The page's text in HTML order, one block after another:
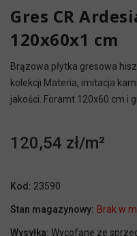
Gres CR
120x60x1 cm
Brązowa płytka gresowa
kolekcji Materia, imitacja
jakości. Foramt 120x60 cm i
120,54 zł
Kod: 23590
Stan magazynowy: Brak w
Wysyłka: Wycofane ze